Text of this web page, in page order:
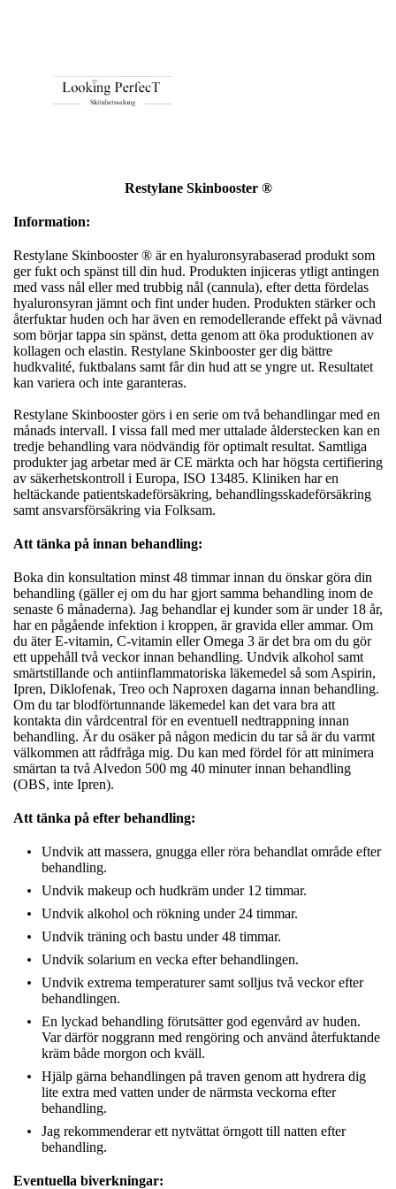
Restylane Skinbooster ®
Information:
Restylane Skinbooster ® är en hyaluronsyrabaserad produkt som
ger fukt och spänst till din hud. Produkten injiceras ytligt antingen
med vass nål eller med trubbig nål (cannula), efter detta fördelas
hyaluronsyran jämnt och fint under huden. Produkten stärker och
återfuktar huden och har även en remodellerande effekt på vävnad
som börjar tappa sin spänst, detta genom att öka produktionen av
kollagen och elastin. Restylane Skinbooster ger dig bättre
hudkvalité, fuktbalans samt får din hud att se yngre ut. Resultatet
kan variera och inte garanteras.
Restylane Skinbooster görs i en serie om två behandlingar med en
månads intervall. I vissa fall med mer uttalade ålderstecken kan en
tredje behandling vara nödvändig för optimalt resultat. Samtliga
produkter jag arbetar med är CE märkta och har högsta certifiering
av säkerhetskontroll i Europa, ISO 13485. Kliniken har en
heltäckande patientskadeförsäkring, behandlingsskadeförsäkring
samt ansvarsförsäkring via Folksam.
Att tänka på innan behandling:
Boka din konsultation minst 48 timmar innan du önskar göra din
behandling (gäller ej om du har gjort samma behandling inom de
senaste 6 månaderna). Jag behandlar ej kunder som är under 18 år,
har en pågående infektion i kroppen, är gravida eller ammar. Om
du äter E-vitamin, C-vitamin eller Omega 3 är det bra om du gör
ett uppehåll två veckor innan behandling. Undvik alkohol samt
smärtstillande och antiinflammatoriska läkemedel så som Aspirin,
Ipren, Diklofenak, Treo och Naproxen dagarna innan behandling.
Om du tar blodförtunnande läkemedel kan det vara bra att
kontakta din vårdcentral för en eventuell nedtrappning innan
behandling. Är du osäker på någon medicin du tar så är du varmt
välkommen att rådfråga mig. Du kan med fördel för att minimera
smärtan ta två Alvedon 500 mg 40 minuter innan behandling
(OBS, inte Ipren).
Att tänka på efter behandling:
Undvik att massera, gnugga eller röra behandlat område efter
behandling.
Undvik makeup och hudkräm under 12 timmar.
Undvik alkohol och rökning under 24 timmar.
Undvik träning och bastu under 48 timmar.
Undvik solarium en vecka efter behandlingen.
Undvik extrema temperaturer samt solljus två veckor efter
behandlingen.
En lyckad behandling förutsätter god egenvård av huden.
Var därför noggrann med rengöring och använd återfuktande
kräm både morgon och kväll.
Hjälp gärna behandlingen på traven genom att hydrera dig
lite extra med vatten under de närmsta veckorna efter
behandling.
Jag rekommenderar ett nytvättat örngott till natten efter
behandling.
Eventuella biverkningar: